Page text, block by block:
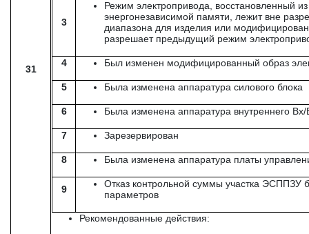
31
3
Режим электропривода, восстановленный
энергонезависимой памяти, лежит вне
диапазона для изделия или
разрешает предыдущий режим
4 Был изменен модифицированный образ
5 Была изменена аппаратура силового блока
6 Была изменена аппаратура внутреннего
7 Зарезервирован
8 Была изменена аппаратура платы
9
Отказ контрольной суммы участка ЭСППЗУ
параметров
Рекомендованные действия: